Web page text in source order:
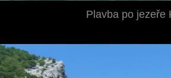
Plavba po jezeře